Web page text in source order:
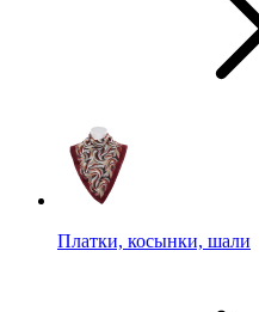
Платки, косынки, шали